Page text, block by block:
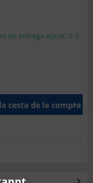
de entrega aprox. 1-3
cesta de la compra